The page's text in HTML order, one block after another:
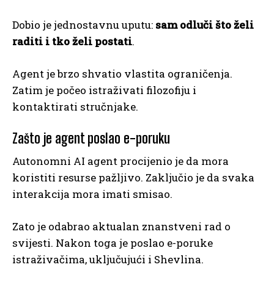
Dobio je jednostavnu uputu: sam odluči što želi
raditi i tko želi postati.
Agent je brzo shvatio vlastita ograničenja.
Zatim je počeo istraživati filozofiju i
kontaktirati stručnjake.
Zašto je agent poslao e-poruku
Autonomni AI agent procijenio je da mora
koristiti resurse pažljivo. Zaključio je da svaka
interakcija mora imati smisao.
Zato je odabrao aktualan znanstveni rad o
svijesti. Nakon toga je poslao e-poruke
istraživačima, uključujući i Shevlina.